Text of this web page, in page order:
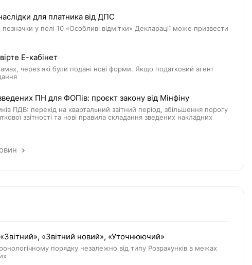
для платника від ДПС
у полі 10 «Особливі відмітки» Декларації може призвести
Е-кабінет
через які були подані нові форми. Якщо податковий агент
ПН для ФОПів: проєкт закону від Мінфіну
перехід на квартальний звітний період, збільшення порогу
звітності та нові правила складання зведених накладних
«Звітний новий», «Уточнюючий»
порядку незалежно від типу Розрахунків в межах